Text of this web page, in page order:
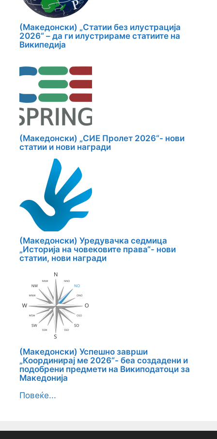
(Македонски) „Статии без илустрација
2026“ – да ги илустрираме статиите на
Википедија
(Македонски) „СИЕ Пролет 2026“- нови
статии и нови награди
(Македонски) Уредувачка седмица
„Историја на човековите права“- нови
статии, нови награди
(Македонски) Успешно заврши
„Координирај ме 2026“- беа создадени и
подобрени предмети на Википодатоци за
Македонија
Повеќе...